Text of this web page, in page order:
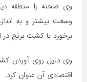
وی صحنه را منطقه
وسعت بیشتر و به
برخورد با کشت برنج
وی دلیل روی آوردن
اقتصادی آن عنوان کرد.